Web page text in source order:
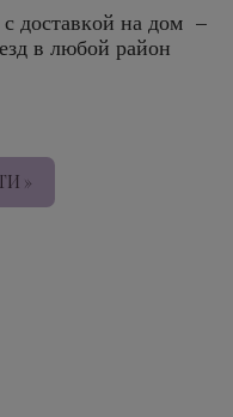
доставкой на дом –
в любой район
»